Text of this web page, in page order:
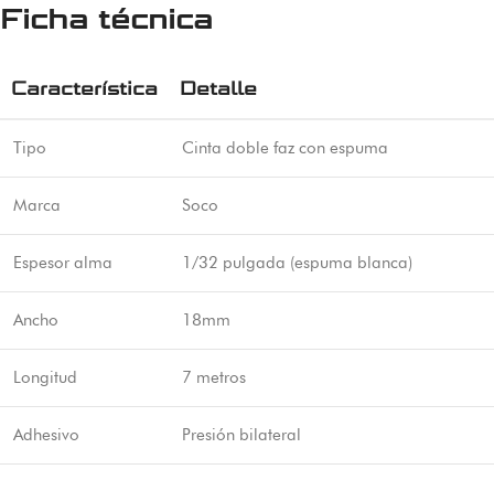
Ficha técnica
Característica Detalle
Tipo Cinta doble faz con espuma
Marca Soco
Espesor alma 1/32 pulgada (espuma blanca)
Ancho 18mm
Longitud 7 metros
Adhesivo Presión bilateral